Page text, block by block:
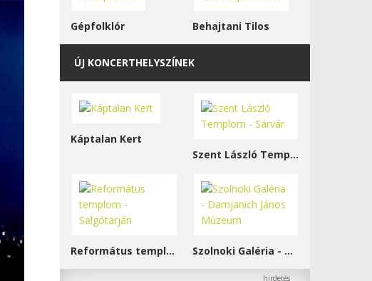
Gépfolklór Behajtani Tilos
ÚJ KONCERTHELYSZÍNEK
Káptalan Kert
Szent László Templom - Sárvár
Református templom - Salgótarján Szolnoki Galéria - Damjanich János Múzeum